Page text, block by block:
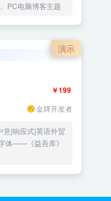
PC电脑博客主题
演示
￥199
金牌开发者
意|响应式|英语外贸
体——《益吾库》